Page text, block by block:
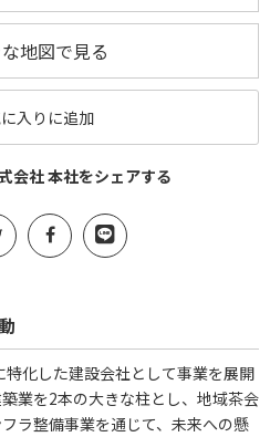
地図で見る
入りに追加
会社 本社をシェアする
化した建設会社として事業を展開
業を2本の大きな柱とし、地域茶会
ラ整備事業を通じて、未来への懸